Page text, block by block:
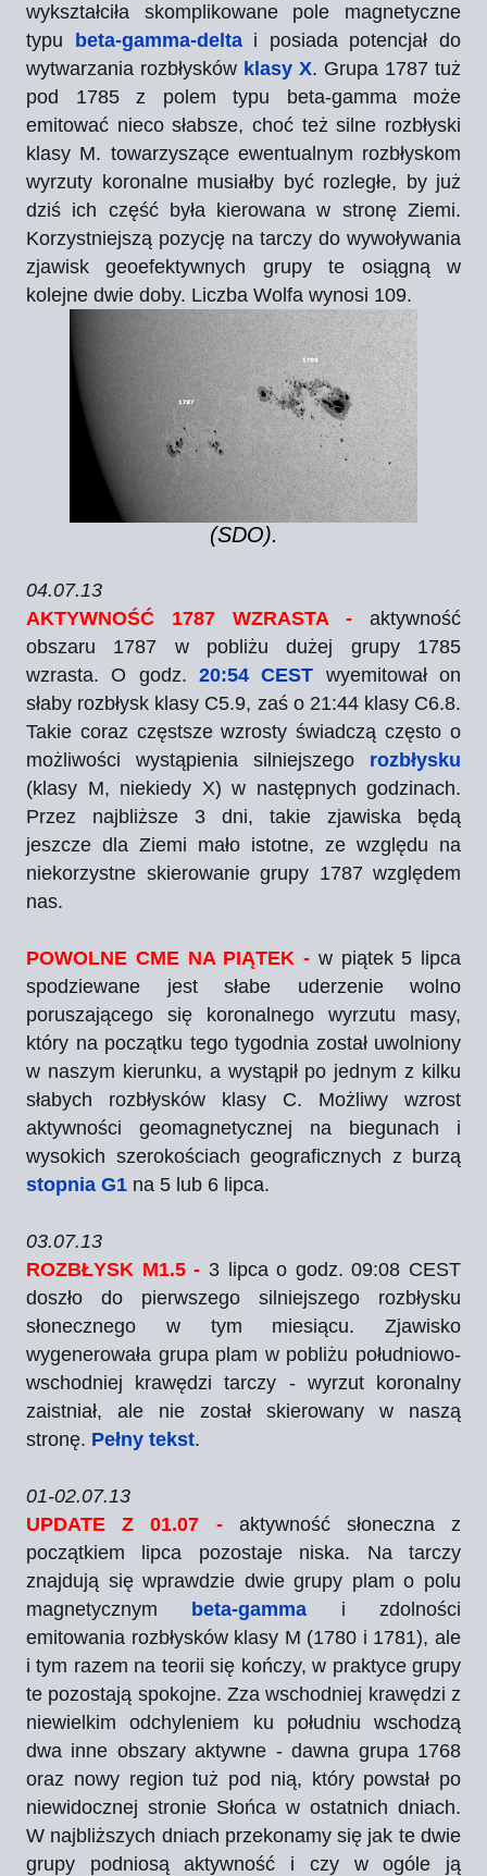
wykształciła skomplikowane pole magnetyczne
typu
beta-gamma-deltai posiada potencjał do
wytwarzania rozbłysków klasy X. Grupa 1787 tuż
pod 1785 z polem typu beta-gamma może
emitować nieco słabsze, choć też silne rozbłyski
klasy M. towarzyszące ewentualnym rozbłyskom
wyrzuty koronalne musiałby być rozległe, by już
dziś ich część była kierowana w stronę Ziemi.
Korzystniejszą pozycję na tarczy do wywoływania
zjawisk geoefektywnych grupy te osiągną w
kolejne dwie doby. Liczba Wolfa wynosi 109.
(SDO).
04.07.13
AKTYWNOŚĆ 1787 WZRASTA - aktywność
obszaru 1787 w pobliżu dużej grupy 1785
wzrasta. O godz. 20:54 CEST wyemitował on
słaby rozbłysk klasy C5.9, zaś o 21:44 klasy C6.8.
Takie coraz częstsze wzrosty świadczą często o
możliwości wystąpienia silniejszego rozbłysku
(klasy M, niekiedy X) w następnych godzinach.
Przez najbliższe 3 dni, takie zjawiska będą
jeszcze dla Ziemi mało istotne, ze względu na
niekorzystne skierowanie grupy 1787 względem
nas.
POWOLNE CME NA PIĄTEK - w piątek 5 lipca
spodziewane jest słabe uderzenie wolno
poruszającego się koronalnego wyrzutu masy,
który na początku tego tygodnia został uwolniony
w naszym kierunku, a wystąpił po jednym z kilku
słabych rozbłysków klasy C. Możliwy wzrost
aktywności geomagnetycznej na biegunach i
wysokich szerokościach geograficznych z burzą
stopnia G1 na 5 lub 6 lipca.
03.07.13
ROZBŁYSK M1.5 - 3 lipca o godz. 09:08 CEST
doszło do pierwszego silniejszego rozbłysku
słonecznego w tym miesiącu. Zjawisko
wygenerowała grupa plam w pobliżu południowo-
wschodniej krawędzi tarczy - wyrzut koronalny
zaistniał, ale nie został skierowany w naszą
stronę. Pełny tekst.
01-02.07.13
UPDATE Z 01.07 -aktywność słoneczna z
początkiem lipca pozostaje niska. Na tarczy
znajdują się wprawdzie dwie grupy plam o polu
magnetycznym
beta-gamma i zdolności
emitowania rozbłysków klasy M (1780 i 1781), ale
i tym razem na teorii się kończy, w praktyce grupy
te pozostają spokojne. Zza wschodniej krawędzi z
niewielkim odchyleniem ku południu wschodzą
dwa inne obszary aktywne - dawna grupa 1768
oraz nowy region tuż pod nią, który powstał po
niewidocznej stronie Słońca w ostatnich dniach.
W najbliższych dniach przekonamy się jak te dwie
grupy podniosą aktywność i czy w ogóle ją